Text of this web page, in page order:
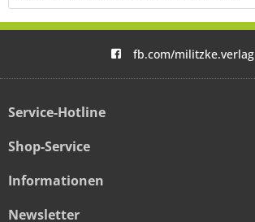
fb.com/militzke.verlag
Service-Hotline
Shop-Service
Informationen
Newsletter